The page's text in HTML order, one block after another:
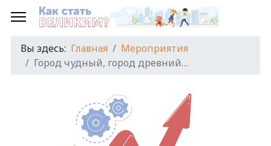
Вы здесь: Главная
Мероприятия
Город чудный, город древний…
годмесяц
годмесяц